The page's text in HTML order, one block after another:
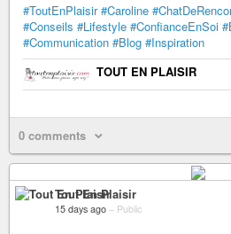
#ToutEnPlaisir #Caroline
#Conseils #Lifestyle #ConfianceEnSoi
#Communication #Blog #Inspiration
TOUT EN PLAISIR
0 comments
Tout En Plaisir
15 days ago – Public